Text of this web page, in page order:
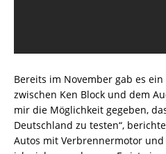
Bereits im November gab es
zwischen Ken Block und dem
mir die Möglichkeit gegeben,
Deutschland zu testen“,
Autos mit Verbrennermotor